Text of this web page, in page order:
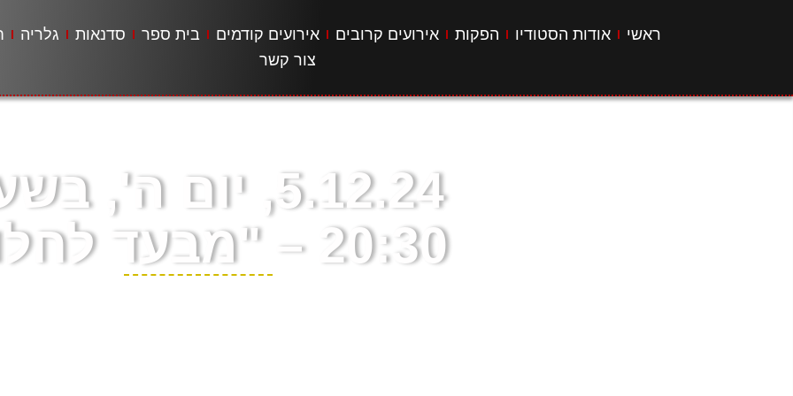
ראשי אודות הסטודיו הפקות אירועים קרובים אירועים קודמים בית ספר סדנאות גלריה
צור קשר
5.12.24, יום ה',
20:30 – "מבעד לחלון"